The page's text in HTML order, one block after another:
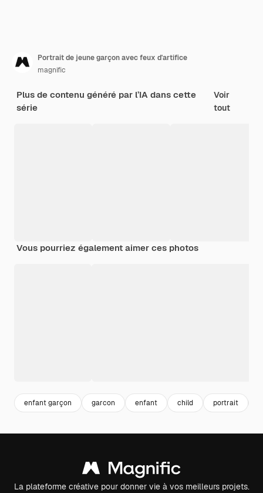
Portrait de jeune garçon avec feux d'artifice
magnific
Plus de contenu généré par l’IA dans cette
série
Voir
tout
Vous pourriez également aimer ces photos
enfant garçon garcon enfant child portrait
La plateforme créative pour donner vie à vos meilleurs projets.